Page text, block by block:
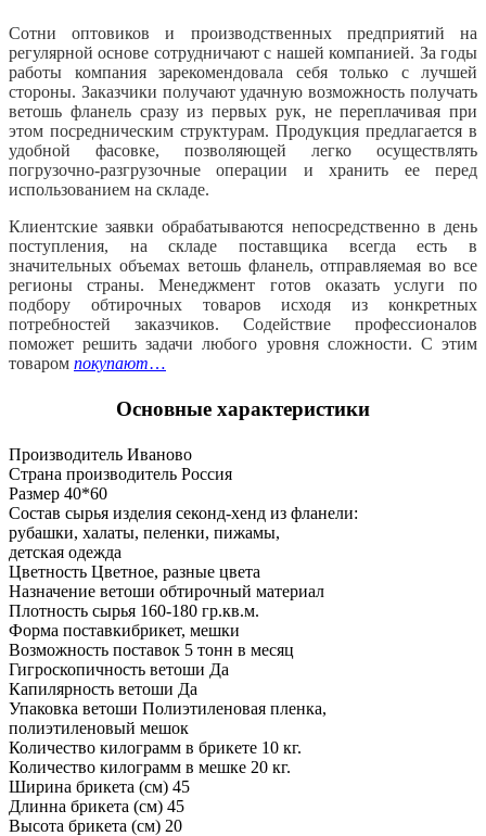
Сотни оптовиков и производственных предприятий на
регулярной основе сотрудничают с нашей компанией. За годы
работы компания зарекомендовала себя только с лучшей
стороны. Заказчики получают удачную возможность получать
ветошь фланель сразу из первых рук, не переплачивая при
этом посредническим структурам. Продукция предлагается в
удобной фасовке, позволяющей легко осуществлять
погрузочно-разгрузочные операции и хранить ее перед
использованием на складе.
Клиентские заявки обрабатываются непосредственно в день
поступления, на складе поставщика всегда есть в
значительных объемах ветошь фланель, отправляемая во все
регионы страны. Менеджмент готов оказать услуги по
подбору обтирочных товаров исходя из конкретных
потребностей заказчиков. Содействие профессионалов
поможет решить задачи любого уровня сложности. С этим
товаром покупают…
Основные характеристики
Производитель Иваново
Страна производитель Россия
Размер 40*60
Состав сырья изделия секонд-хенд из фланели:
рубашки, халаты, пеленки, пижамы,
детская одежда
Цветность Цветное, разные цвета
Назначение ветоши обтирочный материал
Плотность сырья 160-180 гр.кв.м.
Форма поставкибрикет, мешки
Возможность поставок 5 тонн в месяц
Гигроскопичность ветоши Да
Капилярность ветоши Да
Упаковка ветоши Полиэтиленовая пленка,
полиэтиленовый мешок
Количество килограмм в брикете 10 кг.
Количество килограмм в мешке 20 кг.
Ширина брикета (см) 45
Длинна брикета (см) 45
Высота брикета (см) 20